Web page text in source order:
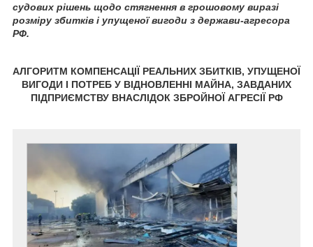
судових рішень щодо стягнення в грошовому виразі
розміру збитків і упущеної вигоди з держави-агресора
РФ.
АЛГОРИТМ КОМПЕНСАЦІЇ РЕАЛЬНИХ ЗБИТКІВ, УПУЩЕНОЇ
ВИГОДИ І ПОТРЕБ У ВІДНОВЛЕННІ МАЙНА, ЗАВДАНИХ
ПІДПРИЄМСТВУ ВНАСЛІДОК ЗБРОЙНОЇ АГРЕСІЇ РФ